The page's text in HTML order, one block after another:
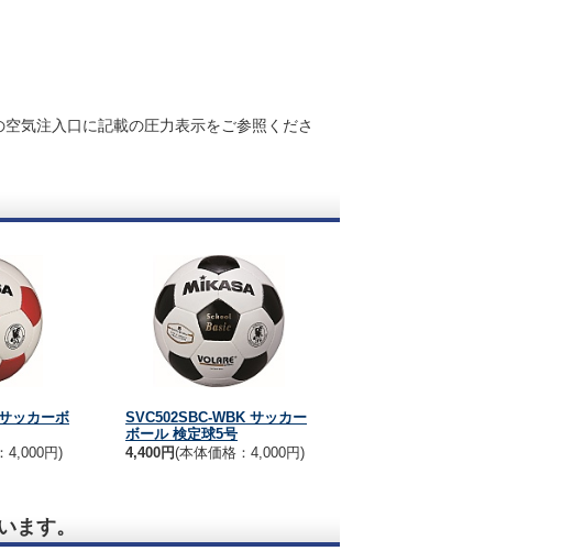
気注入口に記載の圧力表示をご参照くださ
ッカーボ
4,000円)
SVC502SBC-WBK サッカー
ボール 検定球5号
4,400円(本体価格：4,000円)
ます。